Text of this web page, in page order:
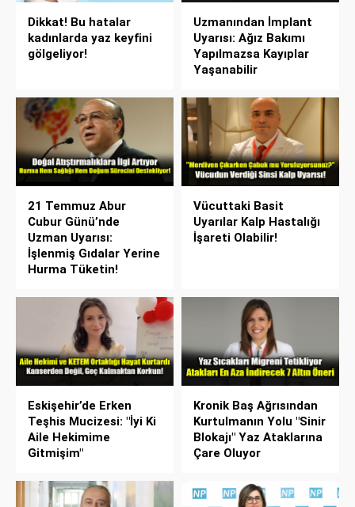
Dikkat! Bu hatalar
kadınlarda yaz keyfini
gölgeliyor!
Uzmanından İmplant
Uyarısı: Ağız Bakımı
Yapılmazsa Kayıplar
Yaşanabilir
21 Temmuz Abur
Cubur Günü’nde
Uzman Uyarısı:
İşlenmiş Gıdalar Yerine
Hurma Tüketin!
Vücuttaki Basit
Uyarılar Kalp Hastalığı
İşareti Olabilir!
Eskişehir’de Erken
Teşhis Mucizesi: "İyi Ki
Aile Hekimime
Gitmişim"
Kronik Baş Ağrısından
Kurtulmanın Yolu "Sinir
Blokajı" Yaz Ataklarına
Çare Oluyor